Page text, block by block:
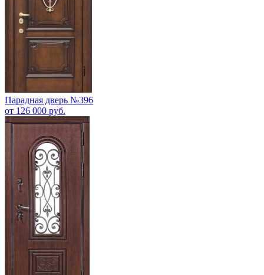
Парадная дверь №396
от 126 000 руб.